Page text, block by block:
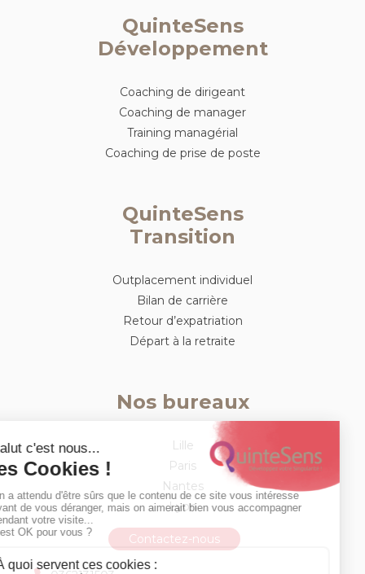
QuinteSens
Développement
Coaching de dirigeant
Coaching de manager
Training managérial
Coaching de prise de poste
QuinteSens
Transition
Outplacement individuel
Bilan de carrière
Retour d’expatriation
Départ à la retraite
Nos bureaux
Lille
Paris
Nantes
Lyon
Contactez-nous